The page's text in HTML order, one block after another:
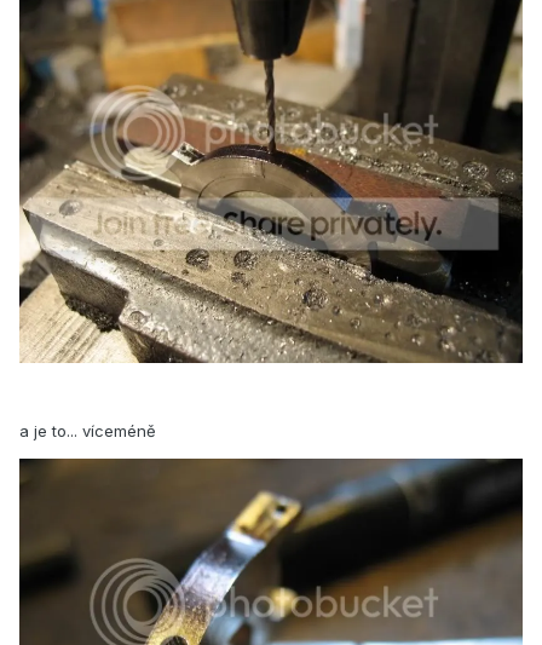
a je to... víceméně